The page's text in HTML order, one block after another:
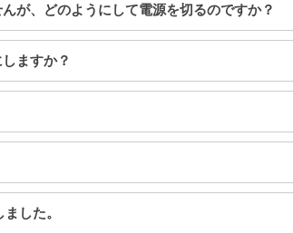
が、どのようにして電源を切るのですか？
ますか？
した。